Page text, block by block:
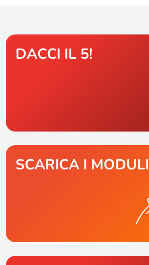
DACCI IL 5!
SCARICA I MODULI